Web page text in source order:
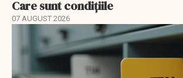
Care sunt condițiile
07 AUGUST 2026